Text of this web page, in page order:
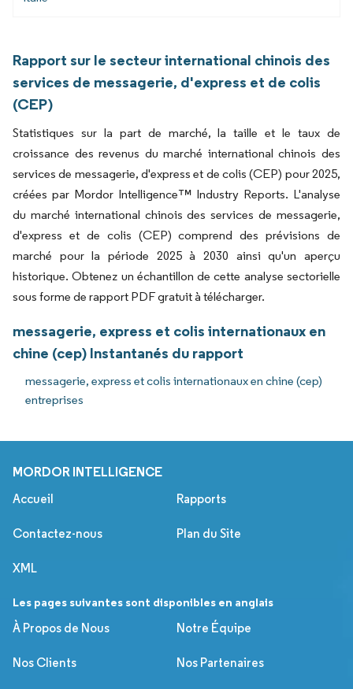
Rapport sur le secteur international chinois des
services de messagerie, d'express et de colis
(CEP)
Statistiques sur la part de marché, la taille et le taux de
croissance des revenus du marché international chinois des
services de messagerie, d'express et de colis (CEP) pour 2025,
créées par Mordor Intelligence™ Industry Reports. L'analyse
du marché international chinois des services de messagerie,
d'express et de colis (CEP) comprend des prévisions de
marché pour la période 2025 à 2030 ainsi qu'un aperçu
historique. Obtenez un échantillon de cette analyse sectorielle
sous forme de rapport PDF gratuit à télécharger.
messagerie, express et colis internationaux en
chine (cep) Instantanés du rapport
messagerie, express et colis internationaux en chine (cep)
entreprises
MORDOR INTELLIGENCE
Accueil Rapports
Contactez-nous Plan du Site
XML
Les pages suivantes sont disponibles en anglais
À Propos de Nous
Notre Équipe
Nos Clients Nos Partenaires